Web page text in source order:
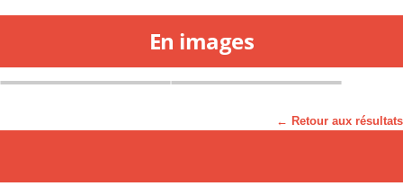
En images
← Retour aux résultats